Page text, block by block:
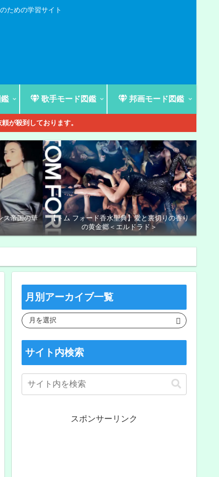
ための学習サイト
歌手モード図鑑 邦画モード図鑑
が殺到しております。
ス帝国の華
【トム フォード香水聖典】愛と裏切りの香り
の黄金郷＜エルドラド＞
月別アーカイブ一覧
サイト内検索
スポンサーリンク